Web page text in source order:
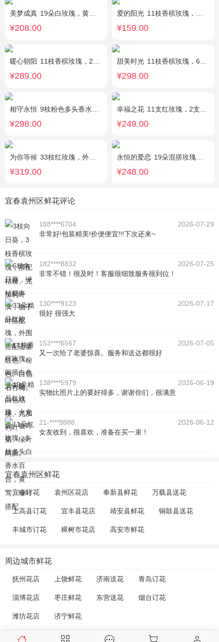
美梦成真 19朵白玫瑰，黄莺绿叶边围
¥208.00
爱的阳光 11枝香槟玫瑰，间插白色满天星、白色桔梗、尤加利叶
¥159.00
暖心朝阳 11枝香槟玫瑰，2枝向日葵，多头黄玫瑰（或类似配材替换）、桔梗搭配
¥289.00
甜美时光 11枝香槟玫瑰，6枝多头白百合，搭配适量尤加利叶装饰
¥298.00
相守永恒 9枝粉色多头香水百合，黄莺点缀，搭配剑叶。
¥298.00
幸福之花 11支红玫瑰，2支多头白香水百合，配草
¥249.00
为你等候 33枝红玫瑰，外围满天星和黄莺，随机赠送两只公仔
¥319.00
永恒的爱恋 19朵混搭玫瑰（粉色、香槟色、白色），2个小熊，黄莺、满天星点缀
¥248.00
宜春袁州区鲜花评论
188****6704
2026-07-29
非常好!包装精美!价便便宜!!!下次还来~
182****8832
2026-07-25
非常不错！很及时！客服很细致服务很到位！
130****9123
2026-07-17
很好 很强大
153****6567
2026-07-05
又一次给了老婆惊喜。服务和送达都很好
138****5979
2026-06-19
实物比照片上的要好得多，谢谢你们，很满意
21-****9888
2026-06-12
女友收到，很喜欢，准备在买一束！
宜春袁州区鲜花
宜春订花 袁州区花店 奉新县鲜花 万载县送花
上高县订花 宜丰县花店 靖安县鲜花 铜鼓县送花
丰城市订花 樟树市花店 高安市鲜花
周边城市鲜花
抚州花店 上饶鲜花 济南送花 青岛订花
淄博花店 枣庄鲜花 东营送花 烟台订花
潍坊花店 济宁鲜花